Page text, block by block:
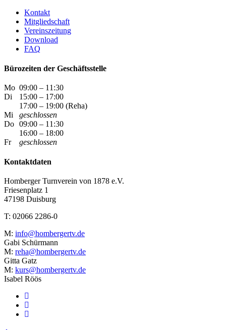
Kontakt
Mitgliedschaft
Vereinszeitung
Download
FAQ
Bürozeiten der Geschäftsstelle
Mo 09:00 – 11:30
Di
15:00 – 17:00
17:00 – 19:00 (Reha)
Mi
geschlossen
Do 09:00 – 11:30
16:00 – 18:00
Fr
geschlossen
Kontaktdaten
Homberger Turnverein von 1878 e.V.
Friesenplatz 1
47198 Duisburg
T: 02066 2286-0
M: info@hombergertv.de
Gabi Schürmann
M: reha@hombergertv.de
Gitta Gatz
M: kurs@hombergertv.de
Isabel Röös